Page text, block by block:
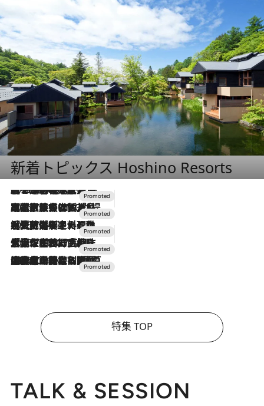
新着トピックス Hoshino Resorts
2026.8.7
【トンボの足水浴】ヒノキの香りに包まれて涼感マックス！約13℃の湧水かけ流しを避暑地「星野温泉 トンボの湯」で体験
2026.7.31
【ホテル帰省】という選択肢をOMOが提案。家族とほどよい距離を保つには「昼は実家、夜は気兼ねなくホテルで！」
2026.7.24
【夏限定ディナーコース】旬を迎える稚鮎や花ズッキーニなどをイタリア・トスカーナの郷土料理の手法で満喫！
2026.7.17
「土佐和ハーブかき氷」がOMO7高知に登場！生姜、山椒、大葉など目にも舌にも涼を呼ぶ郷土の味
2026.7.10
NEW OPEN！【界 草津】名湯の地に誕生。趣の異なる2種の温泉と上州ならではの会席・蕎麦割烹など美食を味わう究極の癒やし旅
特集 TOP
TALK & SESSION